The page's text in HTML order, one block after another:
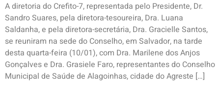
A diretoria do Crefito-7, representada pelo Presidente, Dr.
Sandro Suares, pela diretora-tesoureira, Dra. Luana
Saldanha, e pela diretora-secretária, Dra. Gracielle Santos,
se reuniram na sede do Conselho, em Salvador, na tarde
desta quarta-feira (10/01), com Dra. Marilene dos Anjos
Gonçalves e Dra. Grasiele Faro, representantes do Conselho
Municipal de Saúde de Alagoinhas, cidade do Agreste […]